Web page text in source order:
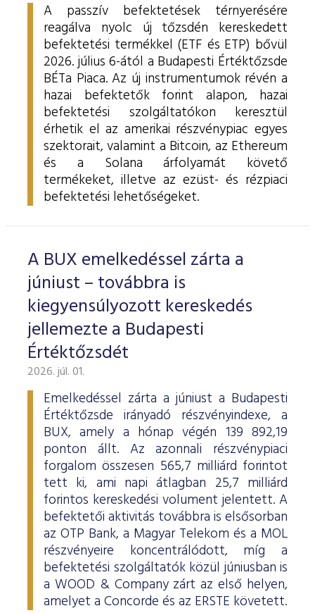
A passzív befektetések térnyerésére
reagálva nyolc új tőzsdén kereskedett
befektetési termékkel (ETF és ETP) bővül
2026. július 6-ától a Budapesti Értéktőzsde
BÉTa Piaca. Az új instrumentumok révén a
hazai befektetők forint alapon, hazai
befektetési szolgáltatókon keresztül
érhetik el az amerikai részvénypiac egyes
szektorait, valamint a Bitcoin, az Ethereum
és a Solana árfolyamát követő
termékeket, illetve az ezüst- és rézpiaci
befektetési lehetőségeket.
A BUX emelkedéssel zárta a
júniust – továbbra is
kiegyensúlyozott kereskedés
jellemezte a Budapesti
Értéktőzsdét
2026. júl. 01.
Emelkedéssel zárta a júniust a Budapesti
Értéktőzsde irányadó részvényindexe, a
BUX, amely a hónap végén 139 892,19
ponton állt. Az azonnali részvénypiaci
forgalom összesen 565,7 milliárd forintot
tett ki, ami napi átlagban 25,7 milliárd
forintos kereskedési volument jelentett. A
befektetői aktivitás továbbra is elsősorban
az OTP Bank, a Magyar Telekom és a MOL
részvényeire koncentrálódott, míg a
befektetési szolgáltatók közül júniusban is
a WOOD & Company zárt az első helyen,
amelyet a Concorde és az ERSTE követett.